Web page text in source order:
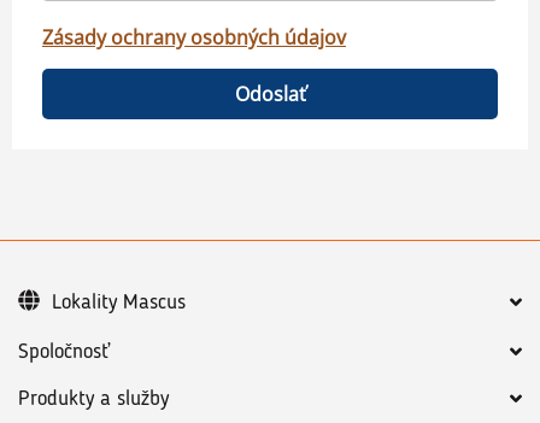
Zásady ochrany osobných údajov
Odoslať
Spoločnosť
Produkty a služby
Lokality Mascus